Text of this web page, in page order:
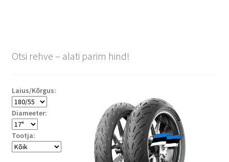
Otsi rehve – alati parim hind!
Laius/Kõrgus:
Diameeter:
Tootja: